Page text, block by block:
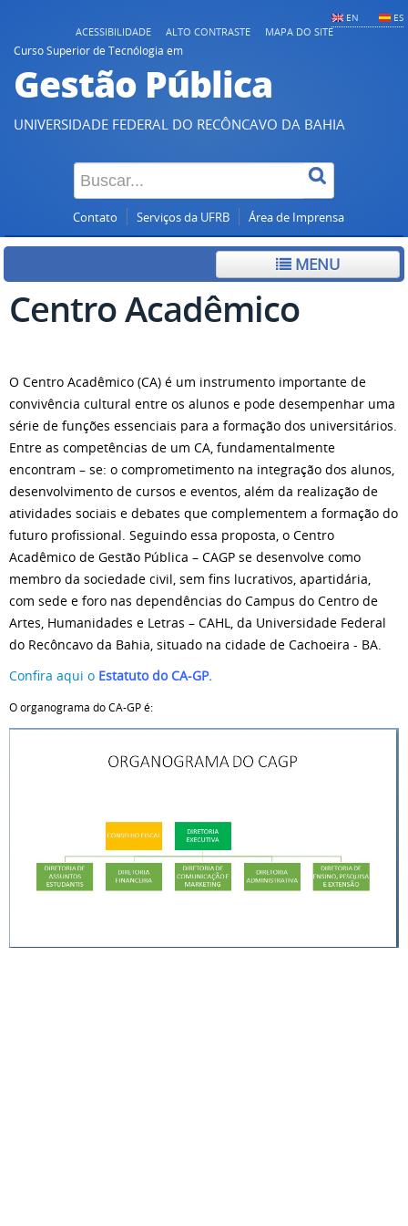
EN ES
ACESSIBILIDADE ALTO CONTRASTE
MAPA DO SITE
Curso Superior de Tecnólogia em
Gestão Pública
UNIVERSIDADE FEDERAL DO RECÔNCAVO DA BAHIA
Contato Serviços da UFRB Área de Imprensa
MENU
Centro Acadêmico
O Centro Acadêmico (CA) é um instrumento importante de
convivência cultural entre os alunos e pode desempenhar uma
série de funções essenciais para a formação dos universitários.
Entre as competências de um CA, fundamentalmente
encontram – se: o comprometimento na integração dos alunos,
desenvolvimento de cursos e eventos, além da realização de
atividades sociais e debates que complementem a formação do
futuro profissional. Seguindo essa proposta, o Centro
Acadêmico de Gestão Pública – CAGP se desenvolve como
membro da sociedade civil, sem fins lucrativos, apartidária,
com sede e foro nas dependências do Campus do Centro de
Artes, Humanidades e Letras – CAHL, da Universidade Federal
do Recôncavo da Bahia, situado na cidade de Cachoeira - BA.
Confira aqui o Estatuto do CA-GP.
O organograma do CA-GP é: